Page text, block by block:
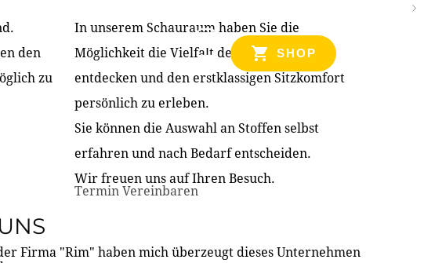
& REFERENZEN
SHOP
den
zu
In unserem Schauraum haben Sie die
Möglichkeit die Vielfalt der Produkte zu
entdecken und den erstklassigen Sitzkomfort
persönlich zu erleben.
Sie können die Auswahl an Stoffen selbst
erfahren und nach Bedarf entscheiden.
Wir freuen uns auf Ihren Besuch.
Termin Vereinbaren
Firma "Rim" haben mich überzeugt dieses Unternehmen